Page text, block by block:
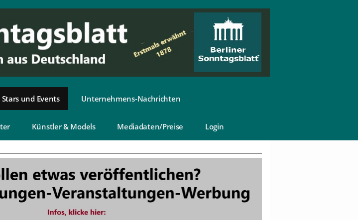
Stars und Events Unternehmens-Nachrichten
Künstler & Models Mediadaten/Preise Login